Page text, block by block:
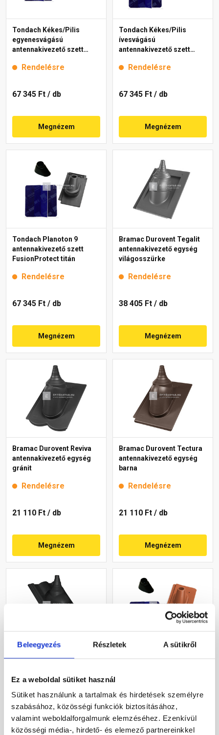
Beleegyezés Részletek A sütikről
Ez a weboldal sütiket használ
Sütiket használunk a tartalmak és hirdetések személyre
szabásához, közösségi funkciók biztosításához,
valamint weboldalforgalmunk elemzéséhez. Ezenkívül
közösségi média-, hirdető- és elemező partnereinkkel
Tondach Kékes/Pilis
egyenesvágású
antennakivezető szett
Rendelésre
67 345 Ft / db
Megnézem
Tondach Kékes/Pilis
ívesvágású
antennakivezető szett
Rendelésre
67 345 Ft / db
Megnézem
Tondach Planoton 9
antennakivezető szett
FusionProtect titán
Rendelésre
67 345 Ft / db
Megnézem
Bramac Durovent Tegalit
antennakivezető egység
világosszürke
Rendelésre
38 405 Ft / db
Megnézem
Bramac Durovent Reviva
antennakivezető egység
gránit
Rendelésre
21 110 Ft / db
Megnézem
Bramac Durovent Tectura
antennakivezető egység
barna
Rendelésre
21 110 Ft / db
Megnézem
Azzurro antennakivezető
Gyártói készleten
18 990 Ft/ db
Rendelésre
64 395 Ft/ db